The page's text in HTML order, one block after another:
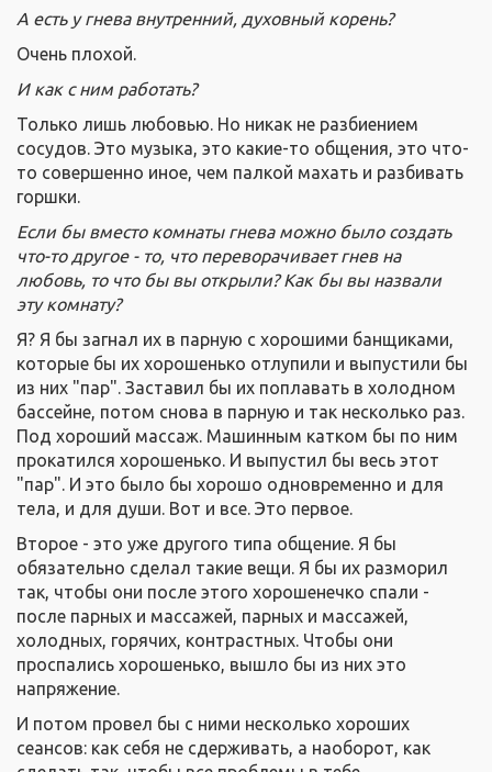
А есть у гнева внутренний, духовный корень?
Очень плохой.
И как с ним работать?
Только лишь любовью. Но никак не разбиением
сосудов. Это музыка, это какие-то общения, это что-
то совершенно иное, чем палкой махать и разбивать
горшки.
Если бы вместо комнаты гнева можно было создать
что-то другое -то, что переворачивает гнев на
любовь, точто бы вы открыли? Как бы вы назвали
эту комнату?
Я? Я бы загнал их в парную с хорошими банщиками,
которые бы их хорошенько отлупили и выпустили бы
из них "пар". Заставил бы их поплавать в холодном
бассейне, потом снова в парную и так несколько раз.
Под хороший массаж. Машинным катком бы по ним
прокатился хорошенько. И выпустил бы весь этот
"пар". И это было бы хорошо одновременно и для
тела, и для души. Вот и все. Это первое.
Второе - это уже другого типа общение. Я бы
обязательно сделал такие вещи. Я бы их разморил
так, чтобы они после этого хорошенечко спали -
после парных и массажей, парных и массажей,
холодных, горячих, контрастных. Чтобы они
проспались хорошенько, вышло бы из них это
напряжение.
И потом провел бы с ними несколько хороших
сеансов: как себя не сдерживать, а наоборот, как